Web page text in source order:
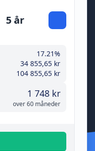
5 år
17.21%
34 855,65 kr
104 855,65 kr
1 748 kr
over 60 måneder